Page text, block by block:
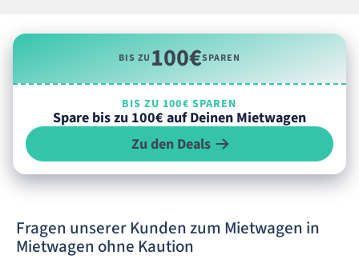
BIS ZU100€SPAREN
BIS ZU 100€ SPAREN
Spare bis zu 100€ auf Deinen Mietwagen
Zu den Deals
Fragen unserer Kunden zum Mietwagen in
Mietwagen ohne Kaution